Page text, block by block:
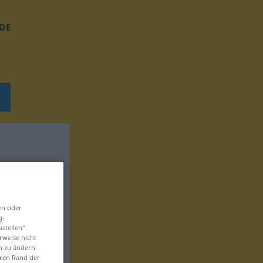
DE
oder
nicht
zu ändern
Rand der